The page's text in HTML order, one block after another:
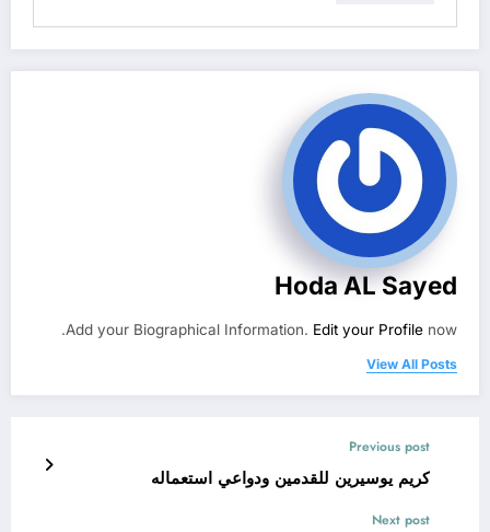
Hoda AL Sayed
Add your Biographical Information. Edit your Profile now.
View All Posts
Previous post
كريم يوسيرين للقدمين ودواعي استعماله
Next post